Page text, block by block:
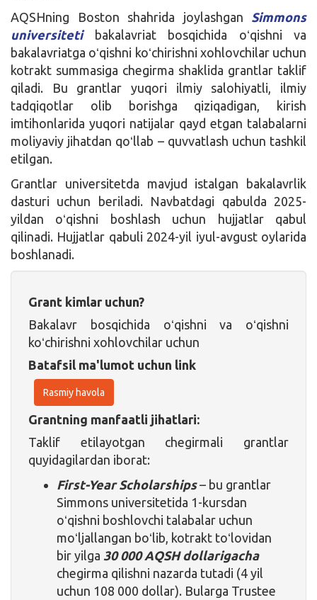
AQSHning Boston shahrida joylashgan Simmons
universitetibakalavriat bosqichida oʻqishni va
bakalavriatga oʻqishni koʻchirishni xohlovchilar uchun
kotrakt summasiga chegirma shaklida grantlar taklif
qiladi. Bu grantlar yuqori ilmiy salohiyatli, ilmiy
tadqiqotlar olib borishga qiziqadigan, kirish
imtihonlarida yuqori natijalar qayd etgan talabalarni
moliyaviy jihatdan qoʻllab – quvvatlash uchun tashkil
etilgan.
Grantlar universitetda mavjud istalgan bakalavrlik
dasturi uchun beriladi. Navbatdagi qabulda 2025-
yildan oʻqishni boshlash uchun hujjatlar qabul
qilinadi. Hujjatlar qabuli 2024-yil iyul-avgust oylarida
boshlanadi.
Grant kimlar uchun?
Bakalavr bosqichida oʻqishni va oʻqishni
koʻchirishni xohlovchilar uchun
Batafsil ma'lumot uchun link
Rasmiy havola
Grantning manfaatli jihatlari:
Taklif etilayotgan chegirmali grantlar
quyidagilardan iborat:
First-Year Scholarships– bu grantlar
Simmons universitetida 1-kursdan
oʻqishni boshlovchi talabalar uchun
moʻljallangan boʻlib, kotrakt toʻlovidan
bir yilga 30 000 AQSH dollarigacha
chegirma qilishni nazarda tutadi (4 yil
uchun 108 000 dollar). Bularga Trustee